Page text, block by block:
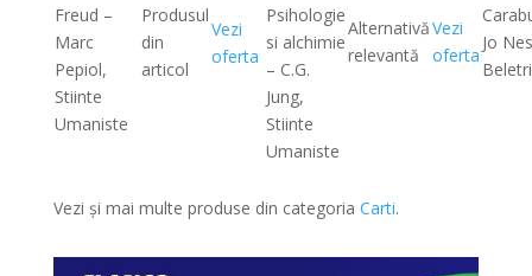
Freud –
Marc
Pepiol,
Stiinte
Umaniste
Produsul
din
articol
Vezi
oferta
Psihologie
si alchimie
– C.G.
Jung,
Stiinte
Umaniste
Alternativă
relevantă
Vezi
oferta
Jo
Vezi și mai multe produse din categoria Carti.